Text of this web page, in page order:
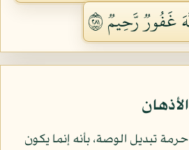
رَّحِيمٞ ١٨٢
تبديل الوصة، بأنه إنما يكون